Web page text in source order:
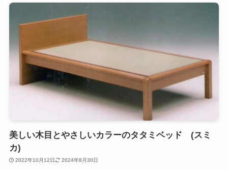
美しい木目とやさしいカラーのタタミベッド (スミ
カ)
2022年10月12日 2024年8月30日